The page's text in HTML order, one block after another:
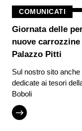
COMUNICATI
Giornata delle
nuove
Palazzo Pitti
Sul nostro sito
dedicate ai tesori
Boboli